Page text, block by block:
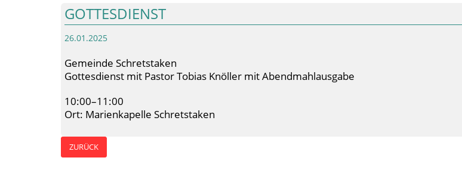
GOTTESDIENST
26.01.2025
Gemeinde Schretstaken
Gottesdienst mit Pastor Tobias Knöller mit Abendmahlausgabe
10:00–11:00
Ort: Marienkapelle Schretstaken
ZURÜCK